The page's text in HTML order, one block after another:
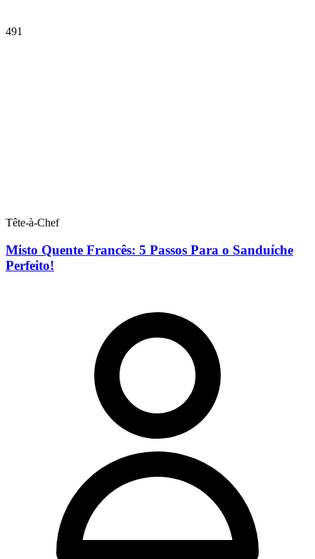
491
Tête-à-Chef
Misto Quente Francês: 5 Passos Para o Sanduíche
Perfeito!